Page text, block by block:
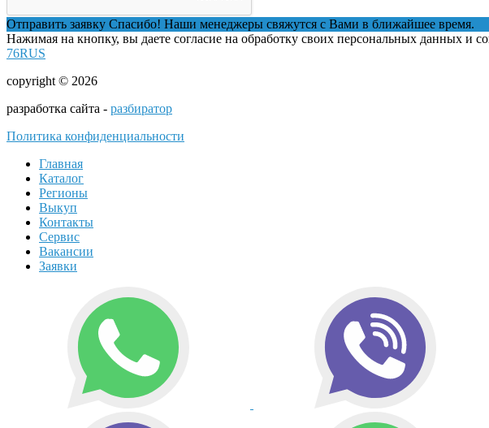
Отправить заявку Спасибо! Наши менеджеры свяжутся с Вами в ближайшее время.
Нажимая на кнопку, вы даете согласие на обработку своих персональных данных и
76RUS
copyright © 2026
разработка сайта - разбиратор
Политика конфиденциальности
Главная
Каталог
Регионы
Выкуп
Контакты
Сервис
Вакансии
Заявки